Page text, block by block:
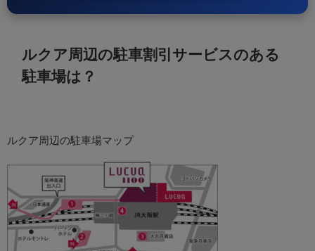
ルクア周辺の駐車割引サービスのある
駐車場は？
ルクア周辺の駐車場マップ